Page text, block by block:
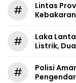
#
Lintas
#
Laka
Listrik,
#
Polisi